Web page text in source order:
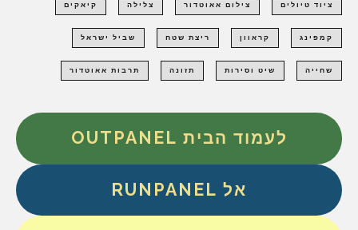
ציוד טיולים צילום אאוטדור צלילה קיאקים
קמפינג קראוון ריצת שטח שביל ישראל
שחייה שיט וסירות תזונה תרבות אאוטדור
לעמוד הבית OUTPANEL
אל RUNPANEL